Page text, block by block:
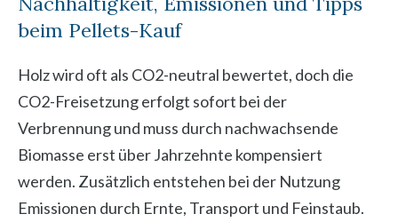
beim Pellets-Kauf
Holz wird oft als CO2-neutral bewertet, doch die
CO2-Freisetzung erfolgt sofort bei der
Verbrennung und muss durch nachwachsende
Biomasse erst über Jahrzehnte kompensiert
werden. Zusätzlich entstehen bei der Nutzung
Emissionen durch Ernte, Transport und Feinstaub.